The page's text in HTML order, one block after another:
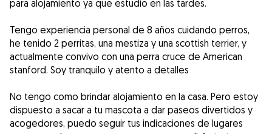
para alojamiento ya que estudio en las tardes.
Tengo experiencia personal de 8 años cuidando perros,
he tenido 2 perritas, una mestiza y una scottish terrier, y
actualmente convivo con una perra cruce de American
stanford. Soy tranquilo y atento a detalles
No tengo como brindar alojamiento en la casa. Pero estoy
dispuesto a sacar a tu mascota a dar paseos divertidos y
acogedores, puedo seguir tus indicaciones de lugares